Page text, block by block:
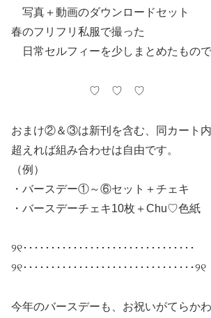
写真＋動画のダウンロードセット
春のフリフリ私服で撮った
日常セルフィーを少しまとめたもの
♡ ♡ ♡
おまけ②＆③は新刊を含む、同カート
超えれば組み合わせは自由です。
（例）
・バースデー①～⑥セット＋チェキ
・バースデーチェキ10枚＋Chu♡色紙
୨୧･･･････････････････････････････
୨୧･･･････････････････････････････୨୧
今年のバースデーも、お祝いがてらか